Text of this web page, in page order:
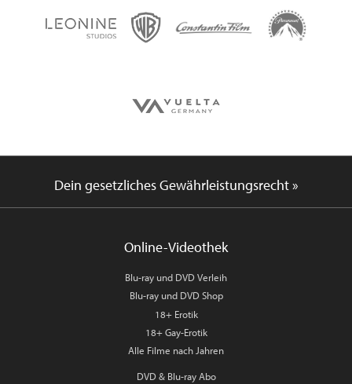
Dein gesetzliches Gewährleistungsrecht »
Online-Videothek
Blu-ray und DVD Verleih
Blu-ray und DVD Shop
18+ Erotik
18+ Gay-Erotik
Alle Filme nach Jahren
DVD & Blu-ray Abo